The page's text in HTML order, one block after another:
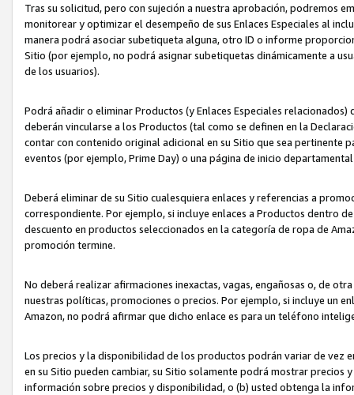
Tras su solicitud, pero con sujeción a nuestra aprobación, podremos
monitorear y optimizar el desempeño de sus Enlaces Especiales al
manera podrá asociar subetiqueta alguna, otro ID o informe
Sitio (por ejemplo, no podrá asignar subetiquetas dinámicamente a
de los usuarios).
Podrá añadir o eliminar Productos (y Enlaces Especiales
deberán vincularse a los Productos (tal como se definen en la
contar con contenido original adicional en su Sitio que sea pertinente
eventos (por ejemplo, Prime Day) o una página de inicio
Deberá eliminar de su Sitio cualesquiera enlaces y referencias a
correspondiente. Por ejemplo, si incluye enlaces a Productos dentro
descuento en productos seleccionados en la categoría de ropa de
promoción termine.
No deberá realizar afirmaciones inexactas, vagas, engañosas o, de
nuestras políticas, promociones o precios. Por ejemplo, si incluye un
Amazon, no podrá afirmar que dicho enlace es para un teléfono
Los precios y la disponibilidad de los productos podrán variar de vez
en su Sitio pueden cambiar, su Sitio solamente podrá mostrar
información sobre precios y disponibilidad, o (b) usted obtenga la